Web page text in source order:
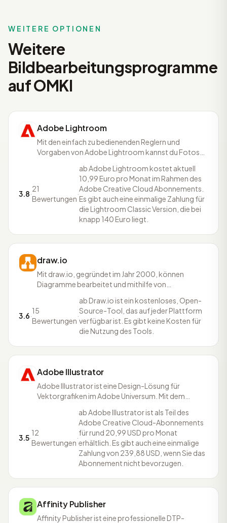
WEITERE OPTIONEN
Weitere
Bildbearbeitungsprogramme
auf OMKI
Adobe Lightroom
Mit den einfach zu bedienenden Reglern und
Vorgaben von Adobe Lightroom kannst du Fotos
egal, auf welchem Gerät du arbeitest. Adobe
Lightroom ist ein Cloud-basierter Foto-Service. Ob
Smartphone, Tablet, Web oder Desktop, es werden
alle Änderungen
3.8·
21
Bewertungen
·
ab Adobe Lightroom kostet aktuell
10,99 Euro pro Monat im Rahmen des
Adobe Creative Cloud Abonnements.
Es gibt auch eine einmalige Zahlung für
die Lightroom Classic Version, die bei
knapp 140 Euro liegt.
draw.io
Mit draw.io, gegründet im Jahr 2000, können
Diagramme bearbeitet und mithilfe von
Oberfläche ist selbsterklärend, weshalb für die
Nutzung von draw.io keine Vorkenntnisse benötigt
werden. Dateien können per Drag & Drop importiert
werden, auch Gliffy
3.6·
15
Bewertungen
·
ab Draw.io ist ein kostenloses, Open-
Source-Tool, das auf jeder Plattform
verfügbar ist. Es gibt keine Kosten für
die Nutzung des Tools.
Adobe Illustrator
Adobe Illustrator ist eine Design-Lösung für
Vektorgrafiken im Adobe Universum. Mit dem
zur Illustration alles designen. Adobe Illustrator ist
verfügbar auf Desktop, iPad und offline. Die Designs
werden mithilfe der Cloud synchronisiert und sind
daher auch
3.5·
12
Bewertungen
·
ab Adobe Illustrator ist als Teil des
Adobe Creative Cloud-Abonnements
für rund 20,99 USD pro Monat
erhältlich. Es gibt auch eine einmalige
Zahlung von 239,88 USD, wenn Sie das
Abonnement nicht bevorzugen.
Affinity Publisher
Affinity Publisher ist eine professionelle DTP-